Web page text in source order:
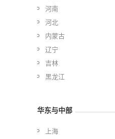
河南
河北
内蒙古
辽宁
吉林
黑龙江
华东与中部
上海